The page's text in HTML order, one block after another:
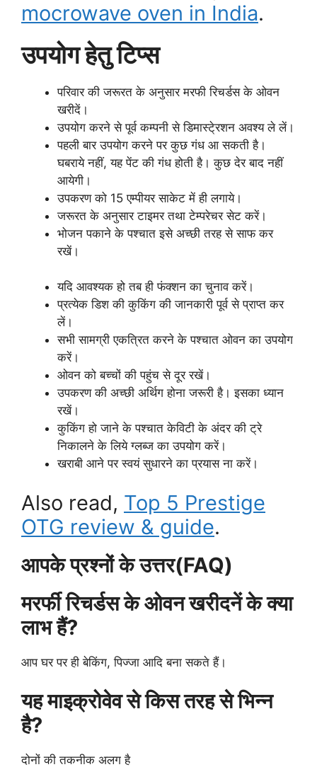
mocrowave oven in India.
उपयोग हेतु टिप्स
परिवार की जरूरत के अनुसार मरफी रिचर्डस के ओवन
खरीदें।
उपयोग करने से पूर्व कम्पनी से डिमास्टे्रशन अवश्य ले लें।
पहली बार उपयोग करने पर कुछ गंध आ सकती है।
घबराये नहीं, यह पेंट की गंध होती है। कुछ देर बाद नहीं
आयेगी।
उपकरण को 15 एम्पीयर साकेट में ही लगाये।
जरूरत के अनुसार टाइमर तथा टेम्परेचर सेट करें।
भोजन पकाने के पश्चात इसे अच्छी तरह से साफ कर
रखें।
यदि आवश्यक हो तब ही फंक्शन का चुनाव करें।
प्रत्येक डिश की कुकिंग की जानकारी पूर्व से प्राप्त कर
लें।
सभी सामग्री एकत्रित करने के पश्चात ओवन का उपयोग
करें।
ओवन को बच्चों की पहुंच से दूर रखें।
उपकरण की अच्छी अर्थिग होना जरूरी है। इसका ध्यान
रखें।
कुकिंग हो जाने के पश्चात केविटी के अंदर की ट्रे
निकालने के लिये ग्लब्ज का उपयोग करें।
खराबी आने पर स्वयं सुधारने का प्रयास ना करें।
Also read, Top 5 Prestige
OTG review & guide.
आपके प्रश्नों के उत्तर(FAQ)
मरर्फी रिचर्डस के ओवन खरीदनें के क्या
लाभ हैं?
आप घर पर ही बेकिंग, पिज्जा आदि बना सकते हैं।
यह माइक्रोवेव से किस तरह से भिन्न
है?
दोनों की तकनीक अलग है